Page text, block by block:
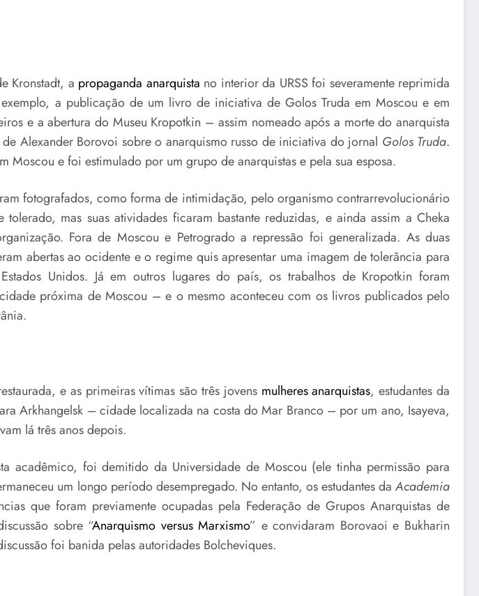
Kronstadt, a propaganda anarquista no interior da URSS foi severamente reprimida
a publicação de um livro de iniciativa de Golos Truda em Moscou e em
e a abertura do Museu Kropotkin – assim nomeado após a morte do anarquista
Alexander Borovoi sobre o anarquismo russo de iniciativa do jornal Golos Truda.
e foi estimulado por um grupo de anarquistas e pela sua esposa.
fotografados, como forma de intimidação, pelo organismo contrarrevolucionário
tolerado, mas suas atividades ficaram bastante reduzidas, e ainda assim a Cheka
Fora de Moscou e Petrogrado a repressão foi generalizada. As duas
abertas ao ocidente e o regime quis apresentar uma imagem de tolerância para
Unidos. Já em outros lugares do país, os trabalhos de Kropotkin foram
próxima de Moscou – e o mesmo aconteceu com os livros publicados pelo
e as primeiras vítimas são três jovens mulheres anarquistas, estudantes da
Arkhangelsk – cidade localizada na costa do Mar Branco – por um ano, Isayeva,
lá três anos depois.
acadêmico, foi demitido da Universidade de Moscou (ele tinha permissão para
um longo período desempregado. No entanto, os estudantes daAcademia
que foram previamente ocupadas pela Federação de Grupos Anarquistas de
sobre “Anarquismo versus Marxismo” e convidaram Borovaoi e Bukharin
foi banida pelas autoridades Bolcheviques.